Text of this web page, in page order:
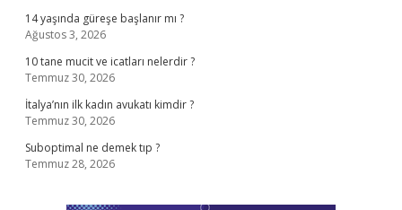
14 yaşında güreşe başlanır mı ?
Ağustos 3, 2026
10 tane mucit ve icatları nelerdir ?
Temmuz 30, 2026
İtalya’nın ilk kadın avukatı kimdir ?
Temmuz 30, 2026
Suboptimal ne demek tıp ?
Temmuz 28, 2026